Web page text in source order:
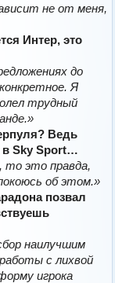
не от меня,
Интер, это
до
Я
трудный
Ведь
в Sky Sport…
это правда,
об этом.»
позвал
наилучшим
с лихвой
игрока